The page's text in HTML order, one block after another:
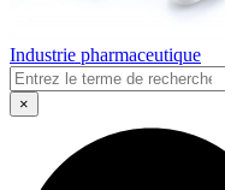
Industrie pharmaceutique
×